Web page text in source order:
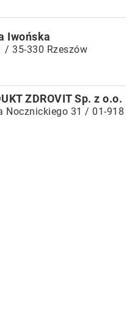
Iwońska
/ 35-330 Rzeszów
ZDROVIT Sp. z o.o.
Nocznickiego 31 / 01-918